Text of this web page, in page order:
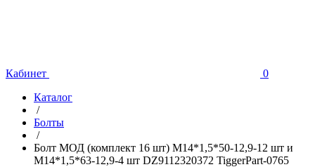
Кабинет
0
Каталог
/
Болты
/
Болт МОД (комплект 16 шт) M14*1,5*50-12,9-12 шт и
М14*1,5*63-12,9-4 шт DZ9112320372 TiggerPart-0765